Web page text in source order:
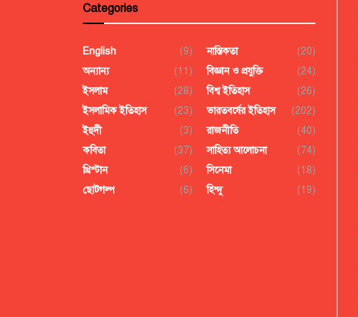
Categories
English
(9)
অন্যান্য
(11)
ইসলাম
(28)
ইসলামিক ইতিহাস
(23)
ইহুদী
(3)
কবিতা
(37)
খ্রিস্টান
(6)
ছোটগল্প
(6)
নাস্তিকতা
(20)
বিজ্ঞান ও প্রযুক্তি
(24)
বিশ্ব ইতিহাস
(26)
ভারতবর্ষের ইতিহাস
(202)
রাজনীতি
(40)
সাহিত্য আলোচনা
(74)
সিনেমা
(18)
হিন্দু
(19)